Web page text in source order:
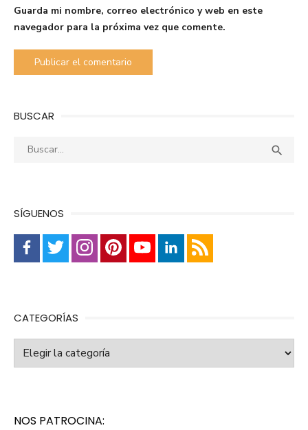
Guarda mi nombre, correo electrónico y web en este
navegador para la próxima vez que comente.
BUSCAR
Buscar: 
SÍGUENOS
CATEGORÍAS
Categorías
NOS PATROCINA: